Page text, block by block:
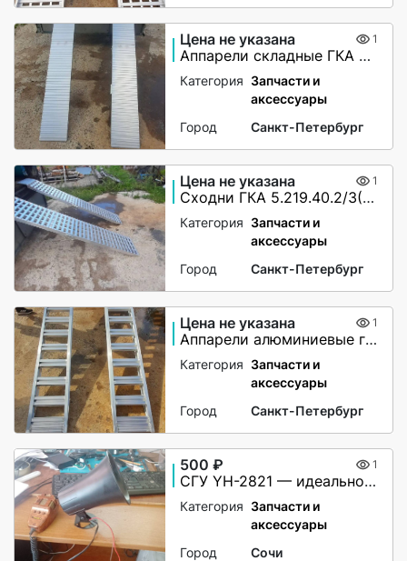
Цена не указана 1
Аппарели складные ГКА 5.225.28.2/1(100%)СР
Категория Запчасти и
аксессуары
Город
Санкт-Петербург
Цена не указана 1
Сходни ГКА 5.219.40.2/3(85%)Р
Категория Запчасти и
аксессуары
Город
Санкт-Петербург
Цена не указана 1
Аппарели алюминиевые грузоподъёмность 2200 кг
Категория Запчасти и
аксессуары
Город
Санкт-Петербург
500 ₽ 1
СГУ YH-2821 — идеальное решение для вашей автомашины!
Категория Запчасти и
аксессуары
Город
Сочи